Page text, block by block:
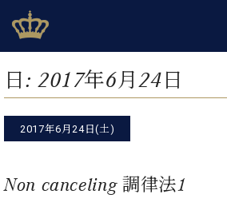
to
content
ベヒシュタインジャパン公式サイト
BECHSTEIN JAPAN Official Site
タ
ロ
グ
ベ
ヒ
ュ
示
ベ
ヒ
シ
イ
ド
イ
ツ
器
メ
ル
マ
員
シ
イ
企
業
情
採
日: 2017年6月24日
2017年6月24日(土)
Non canceling 調律法1